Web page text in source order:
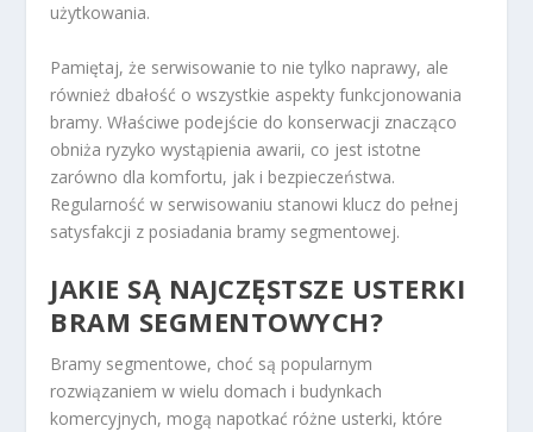
użytkowania.
Pamiętaj, że serwisowanie to nie tylko naprawy, ale
również dbałość o wszystkie aspekty funkcjonowania
bramy. Właściwe podejście do konserwacji znacząco
obniża ryzyko wystąpienia awarii, co jest istotne
zarówno dla komfortu, jak i bezpieczeństwa.
Regularność w serwisowaniu stanowi klucz do pełnej
satysfakcji z posiadania bramy segmentowej.
JAKIE SĄ NAJCZĘSTSZE USTERKI
BRAM SEGMENTOWYCH?
Bramy segmentowe, choć są popularnym
rozwiązaniem w wielu domach i budynkach
komercyjnych, mogą napotkać różne usterki, które